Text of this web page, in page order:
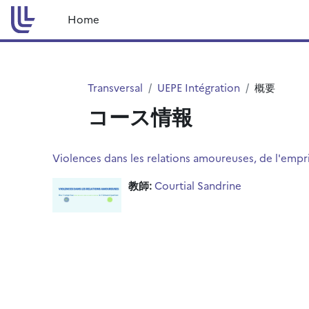
メインコンテンツへスキップする
Home
Transversal UEPE Intégration 概要
コース情報
Violences dans les relations amoureuses, de
教師:Courtial Sandrine